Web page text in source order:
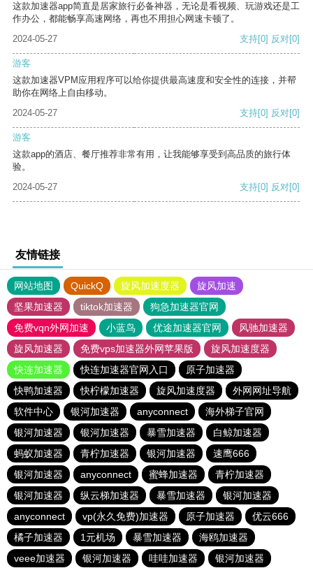
这款加速器app简直是居家旅行必备神器，无论是看视频、玩游戏还是工
作办公，都能畅享高速网络，再也不用担心网速卡顿了。
2024-05-27
支持[0] 反对[0]
游客
这款加速器VPM应用程序可以给你提供最高速度和安全性的连接，并帮
助你在网络上自由移动。
2024-05-27
支持[0] 反对[0]
游客
这款app的酒店、餐厅推荐非常有用，让我能够享受到高品质的旅行体
验。
2024-05-27
支持[0] 反对[0]
友情链接
网站地图 QuickQ 旋风加速度器
旋风加速
坚果加速器
tiktok加速器
狗急加速器官网
免费vqn外网加速
小蓝鸟 优途加速器官网
风驰加速器
旋风加速器
免费vps加速器外网苹果版
旋风加速度器
快连加速器
快连加速器官网入口
原子加速器
快鸭加速器
快柠檬加速器 旋风加速度器
外网网址导航
软件中心
银河加速器 anyconnect
海外梯子官网
银河加速器
银河加速器 暴雪加速器
白鲸加速器
蚂蚁加速器
青柠加速器 银河加速器
速鹰666
银河加速器
anyconnect 蜜蜂加速器
青柠加速器
银河加速器
纵云梯加速器 暴雪加速器
银河加速器
anyconnect
vp(永久免费)加速器 原子加速器
优云666
橘子加速器
1元机场 暴雪加速器
海鸥加速器
veee加速器
银河加速器 哇哇加速器 银河加速器